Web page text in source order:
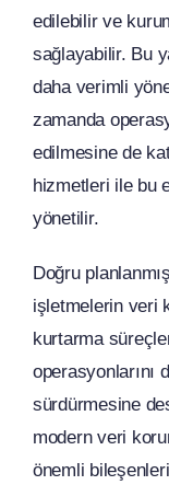
edilebilir ve
sağlayabilir. Bu
daha verimli
zamanda
edilmesine de
hizmetleri ile bu
yönetilir.
Doğru
işletmelerin veri
kurtarma
operasyonlarını
sürdürmesine
modern veri
önemli